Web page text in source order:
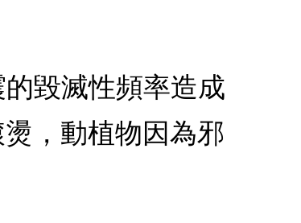
的毀滅性頻率造成
，動植物因為邪